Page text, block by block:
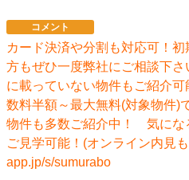
コメント
カード決済や分割も対応可！
方もぜひ一度弊社にご相談下
に載っていない物件もご紹介
数料半額～最大無料(対象物件)
物件も多数ご紹介中！ 気にな
ご見学可能！(オンライン内
app.jp/s/sumurabo